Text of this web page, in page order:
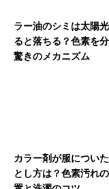
ラー油のシミは太陽
ると落ちる？色素を
驚きのメカニズム
カラー剤が服につい
とし方は？色素汚れ